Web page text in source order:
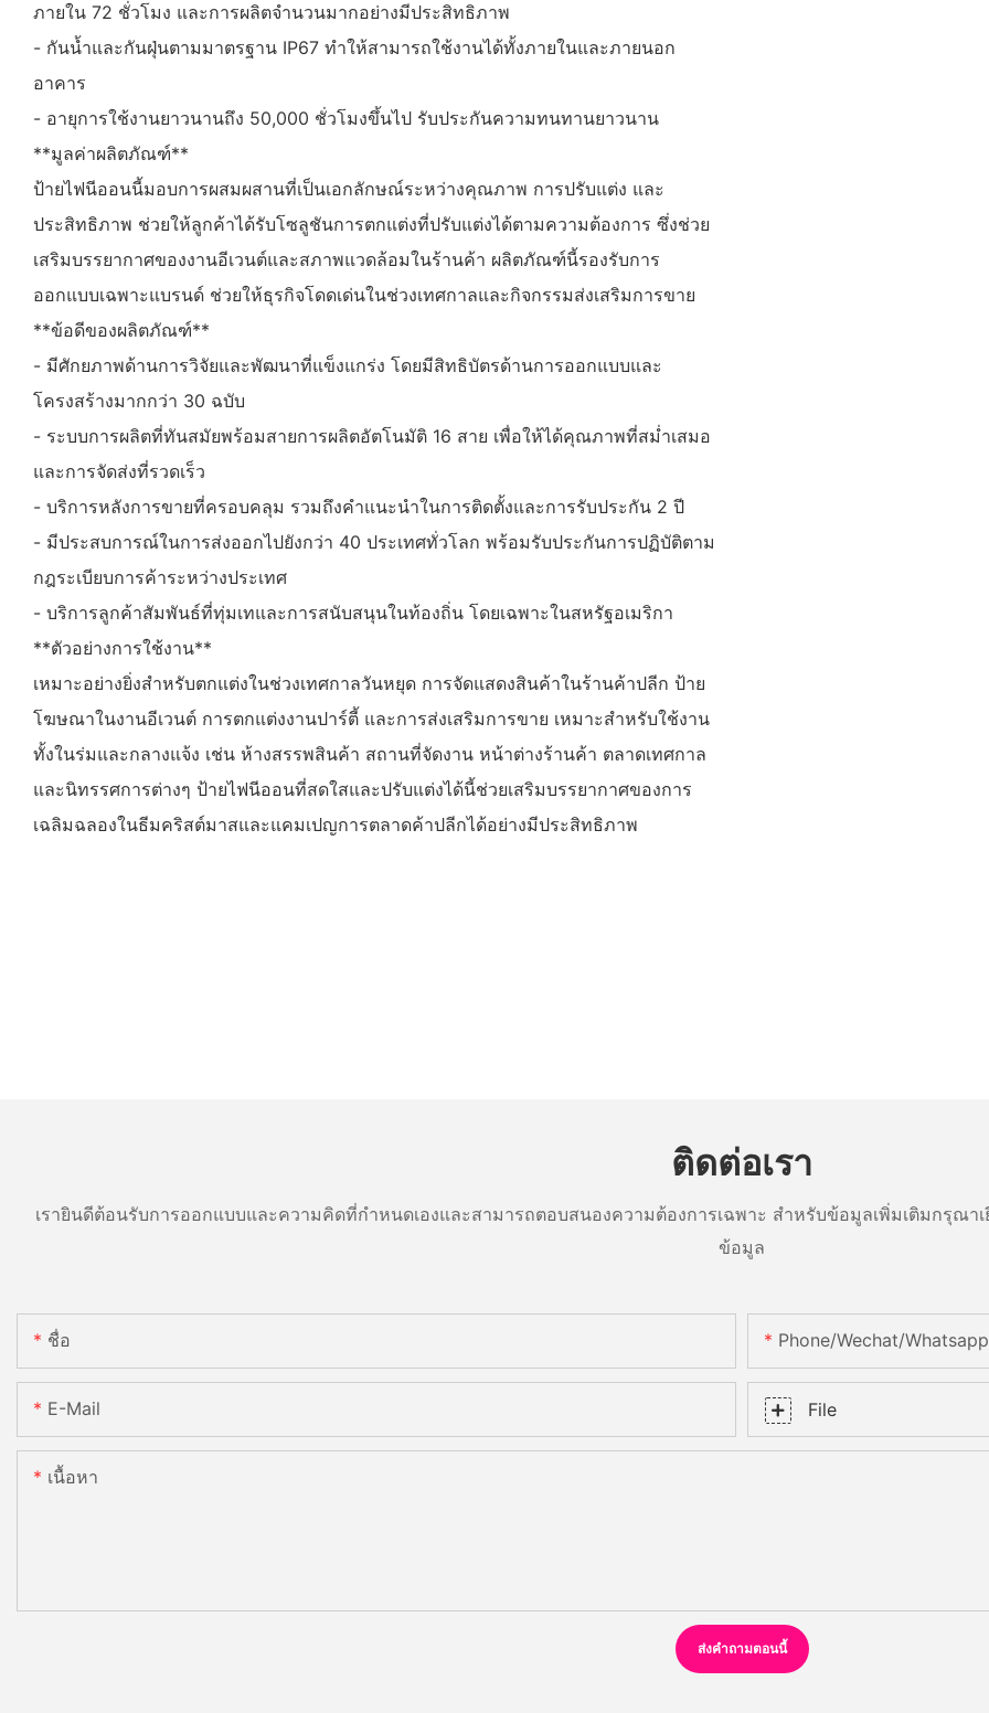
ภายใน 72 ชั่วโมง และการผลิตจำนวนมากอย่างมีประสิทธิภาพ
- กันน้ำและกันฝุ่นตามมาตรฐาน IP67 ทำให้สามารถใช้งานได้ทั้งภายในและภายนอก
อาคาร
- อายุการใช้งานยาวนานถึง 50,000 ชั่วโมงขึ้นไป รับประกันความทนทานยาวนาน
**มูลค่าผลิตภัณฑ์**
ป้ายไฟนีออนนี้มอบการผสมผสานที่เป็นเอกลักษณ์ระหว่างคุณภาพ การปรับแต่ง และ
ประสิทธิภาพ ช่วยให้ลูกค้าได้รับโซลูชันการตกแต่งที่ปรับแต่งได้ตามความต้องการ ซึ่งช่วย
เสริมบรรยากาศของงานอีเวนต์และสภาพแวดล้อมในร้านค้า ผลิตภัณฑ์นี้รองรับการ
ออกแบบเฉพาะแบรนด์ ช่วยให้ธุรกิจโดดเด่นในช่วงเทศกาลและกิจกรรมส่งเสริมการขาย
**ข้อดีของผลิตภัณฑ์**
- มีศักยภาพด้านการวิจัยและพัฒนาที่แข็งแกร่ง โดยมีสิทธิบัตรด้านการออกแบบและ
โครงสร้างมากกว่า 30 ฉบับ
- ระบบการผลิตที่ทันสมัยพร้อมสายการผลิตอัตโนมัติ 16 สาย เพื่อให้ได้คุณภาพที่สม่ำเสมอ
และการจัดส่งที่รวดเร็ว
- บริการหลังการขายที่ครอบคลุม รวมถึงคำแนะนำในการติดตั้งและการรับประกัน 2 ปี
- มีประสบการณ์ในการส่งออกไปยังกว่า 40 ประเทศทั่วโลก พร้อมรับประกันการปฏิบัติตาม
กฎระเบียบการค้าระหว่างประเทศ
- บริการลูกค้าสัมพันธ์ที่ทุ่มเทและการสนับสนุนในท้องถิ่น โดยเฉพาะในสหรัฐอเมริกา
**ตัวอย่างการใช้งาน**
เหมาะอย่างยิ่งสำหรับตกแต่งในช่วงเทศกาลวันหยุด การจัดแสดงสินค้าในร้านค้าปลีก ป้าย
โฆษณาในงานอีเวนต์ การตกแต่งงานปาร์ตี้ และการส่งเสริมการขาย เหมาะสำหรับใช้งาน
ทั้งในร่มและกลางแจ้ง เช่น ห้างสรรพสินค้า สถานที่จัดงาน หน้าต่างร้านค้า ตลาดเทศกาล
และนิทรรศการต่างๆ ป้ายไฟนีออนที่สดใสและปรับแต่งได้นี้ช่วยเสริมบรรยากาศของการ
เฉลิมฉลองในธีมคริสต์มาสและแคมเปญการตลาดค้าปลีกได้อย่างมีประสิทธิภาพ
ติดต่อเรา
เรายินดีต้อนรับการออกแบบและความคิดที่กำหนดเองและสามารถตอบสนองความต้องการเฉพาะ สำหรับข้อมูลเพิ่มเติมกรุณา
ข้อมูล
ชื่อ Phone/Wechat/Whatsapp
E-Mail File
เนื้อหา
ส่งคำถามตอนนี้